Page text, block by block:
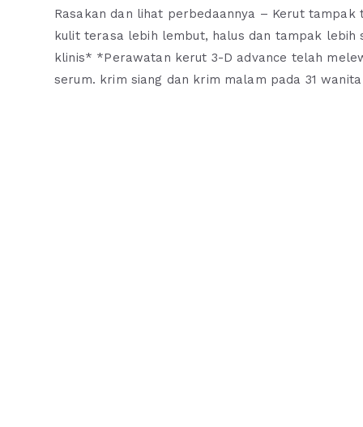
Rasakan dan lihat perbedaannya – Kerut tampak
kulit terasa lebih lembut, halus dan tampak lebih
klinis* *Perawatan kerut 3-D advance telah
serum. krim siang dan krim malam pada 31 wanita